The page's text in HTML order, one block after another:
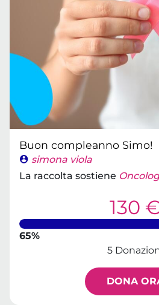
Buon compleanno Simo!
simona viola
La raccolta sostiene
130 €
65%
5
DONA